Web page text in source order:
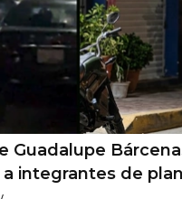
Guadalupe
a integrantes de